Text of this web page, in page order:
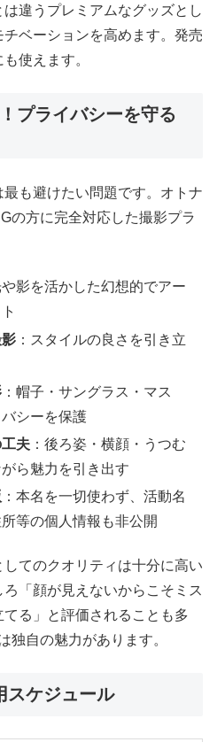
違うプレミアムなグッズとし
ベーションを高めます。発売
使えます。
プライバシーを守る
も避けたい問題です。オトナ
の方に完全対応した撮影プラ
や影を活かした幻想的でアー
：スタイルの良さを引き立
：帽子・サングラス・マス
シーを保護
夫 ：後ろ姿・横顔・うつむ
ら魅力を引き出す
：本名を一切使わず、活動名
等の個人情報も非公開
てのクオリティは十分に高い
「顔が見えないからこそミス
る」と評価されることも多
独自の魅力があります。
スケジュール